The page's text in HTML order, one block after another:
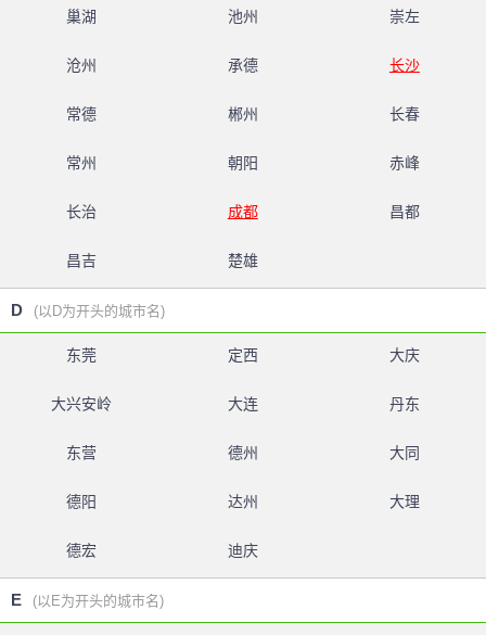
巢湖 池州 崇左
沧州 承德 长沙
常德 郴州 长春
常州 朝阳 赤峰
长治 成都 昌都
昌吉 楚雄
D (以D为开头的城市名)
东莞 定西 大庆
大兴安岭 大连 丹东
东营 德州 大同
德阳 达州 大理
德宏 迪庆
E (以E为开头的城市名)